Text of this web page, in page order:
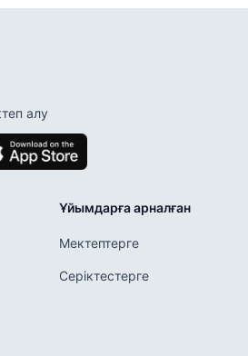
алу
Ұйымдарға арналған
Мектептерге
Серіктестерге